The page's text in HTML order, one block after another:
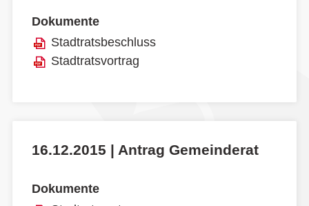
Dokumente
Stadtratsbeschluss
Stadtratsvortrag
16.12.2015 | Antrag Gemeinderat
Dokumente